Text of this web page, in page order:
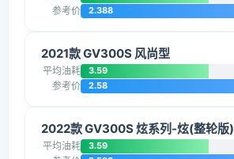
参考价 2.388
2021款 GV300S 风尚型
平均油耗 3.59
参考价 2.58
2022款 GV300S 炫系列-炫(整轮版)
平均油耗 3.59